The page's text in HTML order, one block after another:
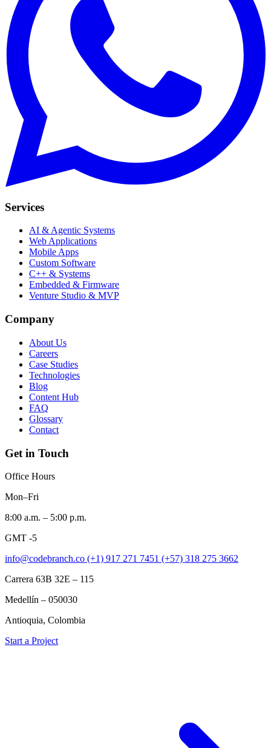
Services
AI & Agentic Systems
Web Applications
Mobile Apps
Custom Software
C++ & Systems
Embedded & Firmware
Venture Studio & MVP
Company
About Us
Careers
Case Studies
Technologies
Blog
Content Hub
FAQ
Glossary
Contact
Get in Touch
Office Hours
Mon–Fri
8:00 a.m. – 5:00 p.m.
GMT -5
info@codebranch.co (+1) 917 271 7451 (+57) 318 275 3662
Carrera 63B 32E – 115
Medellín – 050030
Antioquia, Colombia
Start a Project